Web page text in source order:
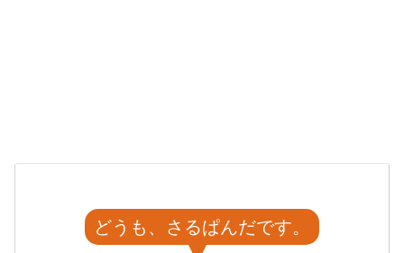
どうも、さるぱんだです。